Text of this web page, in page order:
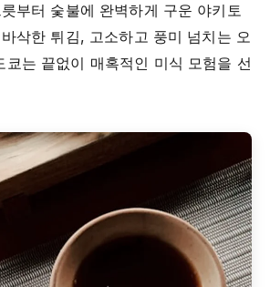
부터 숯불에 완벽하게 구운 야키토
삭한 튀김, 고소하고 풍미 넘치는 오
쿄는 끝없이 매혹적인 미식 모험을 선